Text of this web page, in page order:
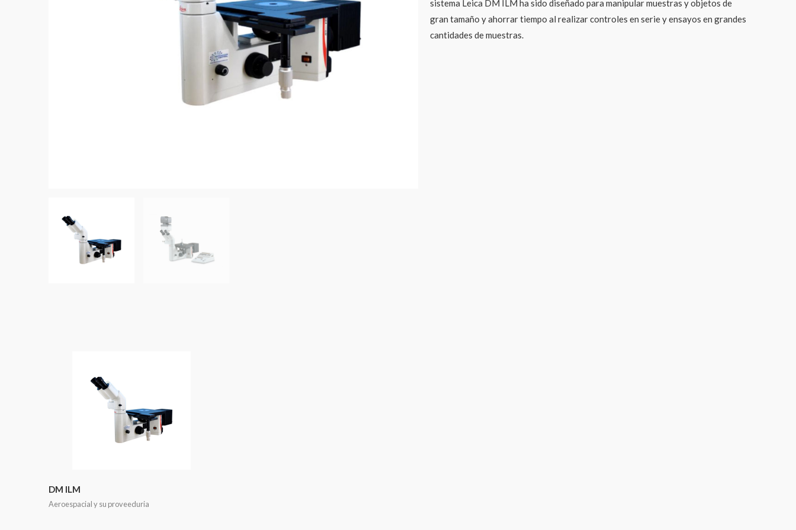
sistema Leica DM ILM ha sido diseñado para manipular muestras y objetos de
gran tamaño y ahorrar tiempo al realizar controles en serie y ensayos en grandes
cantidades de muestras.
DM ILM
Aeroespacial y su proveeduria